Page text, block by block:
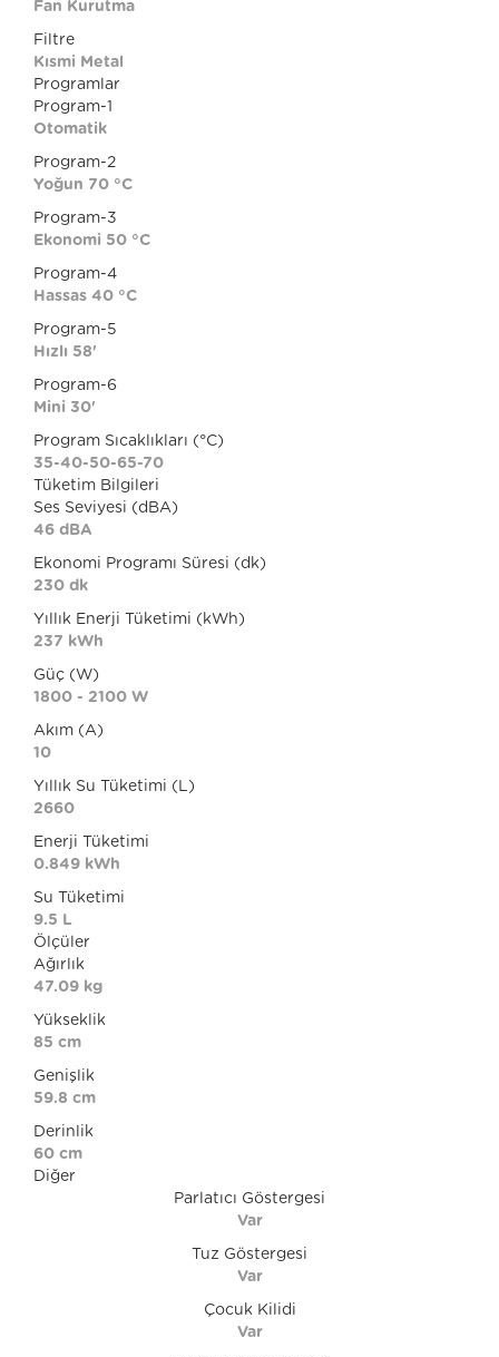
Fan Kurutma
Filtre
Kısmi Metal
Programlar
Program-1
Otomatik
Program-2
Yoğun 70 °C
Program-3
Ekonomi 50 °C
Program-4
Hassas 40 °C
Program-5
Hızlı 58'
Program-6
Mini 30'
Program Sıcaklıkları (°C)
35-40-50-65-70
Tüketim Bilgileri
Ses Seviyesi (dBA)
46 dBA
Ekonomi Programı Süresi (dk)
230 dk
Yıllık Enerji Tüketimi (kWh)
237 kWh
Güç (W)
1800 - 2100 W
Akım (A)
10
Yıllık Su Tüketimi (L)
2660
Enerji Tüketimi
0.849 kWh
Su Tüketimi
9.5 L
Ölçüler
Ağırlık
47.09 kg
Yükseklik
85 cm
Genişlik
59.8 cm
Derinlik
60 cm
Diğer
Parlatıcı Göstergesi
Var
Tuz Göstergesi
Var
Çocuk Kilidi
Var